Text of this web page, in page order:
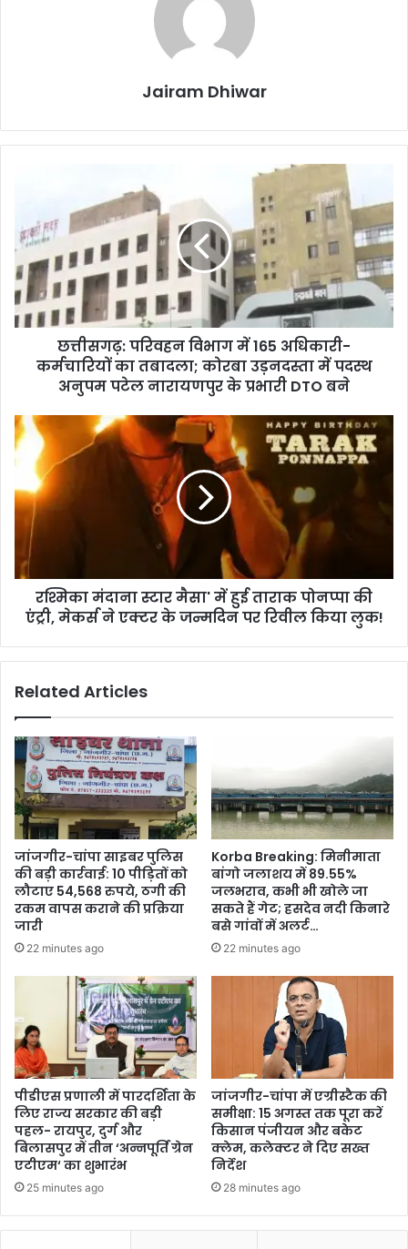
Jairam Dhiwar
में
165
अधिकारी-
कर्मचारियों
का
तबादला;
उड़नदस्ता
अनुपम
पटेल
नारायणपुर
प्रभारी
DTO
छत्तीसगढ़: परिवहन विभाग में 165 अधिकारी-
कर्मचारियों का तबादला; कोरबा उड़नदस्ता में पदस्थ
अनुपम पटेल नारायणपुर के प्रभारी DTO बने
रश्मिका
मंदाना
स्टार
में
ताराक
पोनप्पा
की
एंट्री,
मेकर्स
जन्मदिन
किया
लुक!
रश्मिका मंदाना स्टार मैसा' में हुई ताराक पोनप्पा की
एंट्री, मेकर्स ने एक्टर के जन्मदिन पर रिवील किया लुक!
Related Articles
जांजगीर-चांपा साइबर पुलिस
की बड़ी कार्रवाई: 10 पीड़ितों को
लौटाए 54,568 रुपये, ठगी की
रकम वापस कराने की प्रक्रिया
जारी
22 minutes ago
Korba Breaking: मिनीमाता
बांगो जलाशय में 89.55%
जलभराव, कभी भी खोले जा
सकते हैं गेट; हसदेव नदी किनारे
बसे गांवों में अलर्ट…
22 minutes ago
पीडीएस प्रणाली में पारदर्शिता के
लिए राज्य सरकार की बड़ी
पहल- रायपुर, दुर्ग और
बिलासपुर में तीन ‘अन्नपूर्ति ग्रेन
एटीएम‘ का शुभारंभ
25 minutes ago
जांजगीर-चांपा में एग्रीस्टैक की
समीक्षा: 15 अगस्त तक पूरा करें
किसान पंजीयन और बकेट
क्लेम, कलेक्टर ने दिए सख्त
निर्देश
28 minutes ago